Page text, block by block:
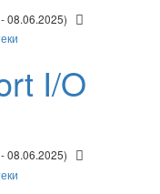
08.06.2025)
I/O
08.06.2025)